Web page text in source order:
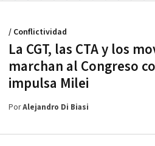
La CGT, las CTA y los
marchan al Congreso
impulsa Milei
/ Conflictividad
PorAlejandro Di Biasi